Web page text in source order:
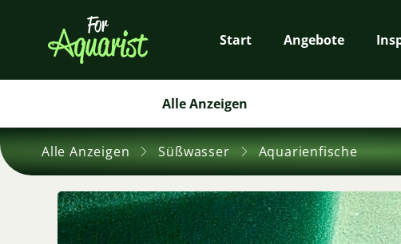
Start Angebote
Alle Anzeigen
Alle Anzeigen Süßwasser Aquarienfische